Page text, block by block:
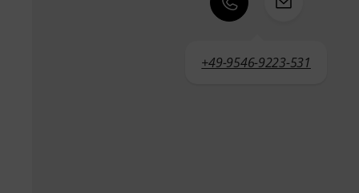
+49-9546-9223-531